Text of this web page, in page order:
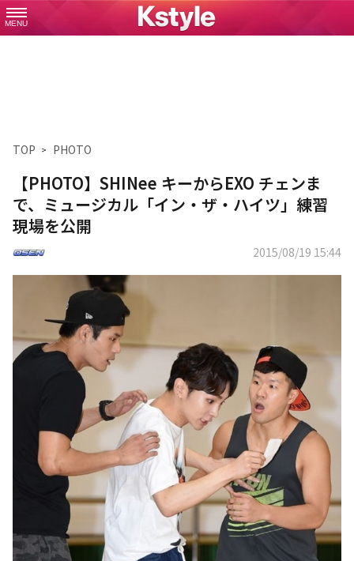
MENU
TOP PHOTO
【PHOTO】SHINee キーからEXO チェンま
で、ミュージカル「イン・ザ・ハイツ」練習
現場を公開
2015/08/19 15:44